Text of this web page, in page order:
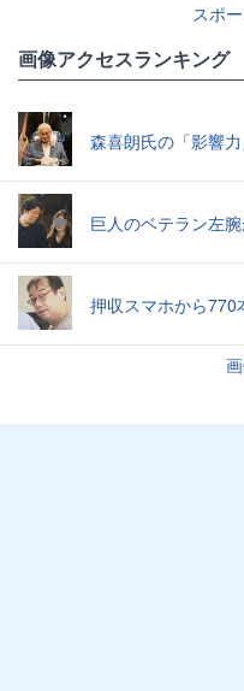
スポ
画像アクセスランキング
森喜朗氏の「影響
巨人のベテラン左